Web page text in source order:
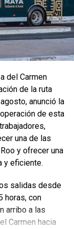
la ceremonia
Puebla,
Nacional
del
de los
del Carmen
de la ruta
anunció la
de esta
una de las
y ofrecer una
y eficiente.
salidas desde
horas, con
arribo a las
Carmen hacia